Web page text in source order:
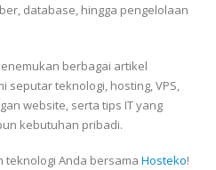
database, hingga pengelolaan
berbagai artikel
seputar teknologi, hosting, VPS,
website, serta tips IT yang
kebutuhan pribadi.
teknologi Anda bersama Hosteko!